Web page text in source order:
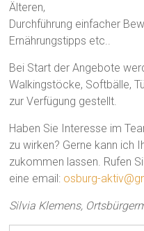
Älteren,
Durchführung einfacher
Ernährungstipps etc..
Bei Start der Angebote
Walkingstöcke, Softbälle,
zur Verfügung gestellt.
Haben Sie Interesse im
zu wirken? Gerne kann ich
zukommen lassen. Rufen
eine email: osburg-
Silvia Klemens,